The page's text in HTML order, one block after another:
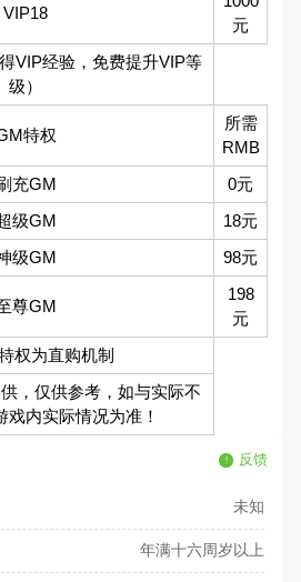
VIP18
元
VIP经验，免费提升VIP等
级）
特权
所需
RMB
充GM
0元
级GM
18元
级GM
98元
尊GM
198
元
权为直购机制
，仅供参考，如与实际不
戏内实际情况为准！
反馈
未知
年满十六周岁以上